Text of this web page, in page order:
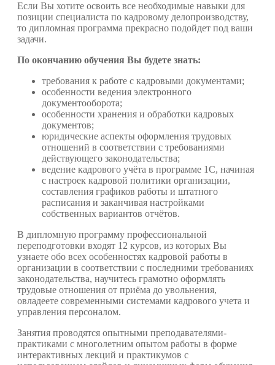
Если Вы хотите освоить все необходимые навыки для
позиции специалиста по кадровому делопроизводству,
то дипломная программа прекрасно подойдет под ваши
задачи.
По окончанию обучения Вы будете знать:
требования к работе с кадровыми документами;
особенности ведения электронного
документооборота;
особенности хранения и обработки кадровых
документов;
юридические аспекты оформления трудовых
отношений в соответствии с требованиями
действующего законодательства;
ведение кадрового учёта в программе 1С, начиная
с настроек кадровой политики организации,
составления графиков работы и штатного
расписания и заканчивая настройками
собственных вариантов отчётов.
В дипломную программу профессиональной
переподготовки входят 12 курсов, из которых Вы
узнаете обо всех особенностях кадровой работы в
организации в соответствии с последними требованиях
законодательства, научитесь грамотно оформлять
трудовые отношения от приёма до увольнения,
овладеете современными системами кадрового учета и
управления персоналом.
Занятия проводятся опытными преподавателями-
практиками с многолетним опытом работы в форме
интерактивных лекций и практикумов с